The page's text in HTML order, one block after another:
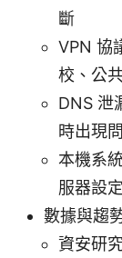
斷
VPN 協
校、公
DNS 泄
時出現
本機系
服器設定
數據與趨
資安研